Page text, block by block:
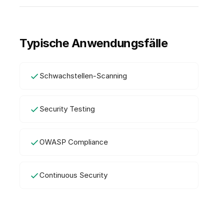
Typische Anwendungsfälle
Schwachstellen-Scanning
Security Testing
OWASP Compliance
Continuous Security